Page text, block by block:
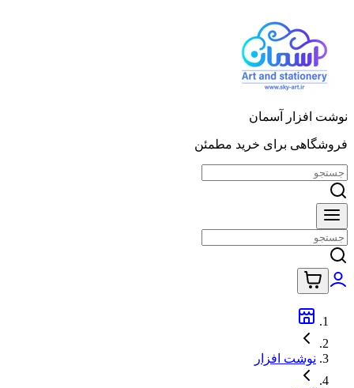
نوشت افزار آسمان
فروشگاهی برای خرید مطمئن
نوشت افزار